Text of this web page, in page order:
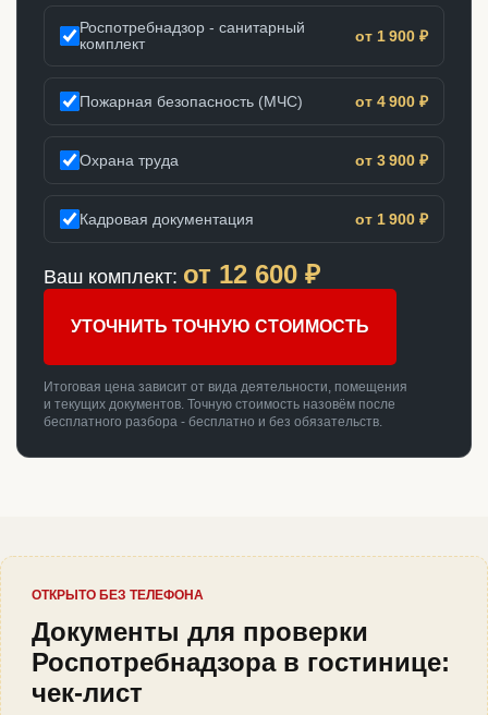
Роспотребнадзор - санитарный
комплект
от 1 900 ₽
Пожарная безопасность (МЧС) от 4 900 ₽
Охрана труда от 3 900 ₽
Кадровая документация от 1 900 ₽
Ваш комплект: от 12 600 ₽
УТОЧНИТЬ ТОЧНУЮ СТОИМОСТЬ
Итоговая цена зависит от вида деятельности, помещения
и текущих документов. Точную стоимость назовём после
бесплатного разбора - бесплатно и без обязательств.
ОТКРЫТО БЕЗ ТЕЛЕФОНА
Документы для проверки
Роспотребнадзора в гостинице:
чек-лист